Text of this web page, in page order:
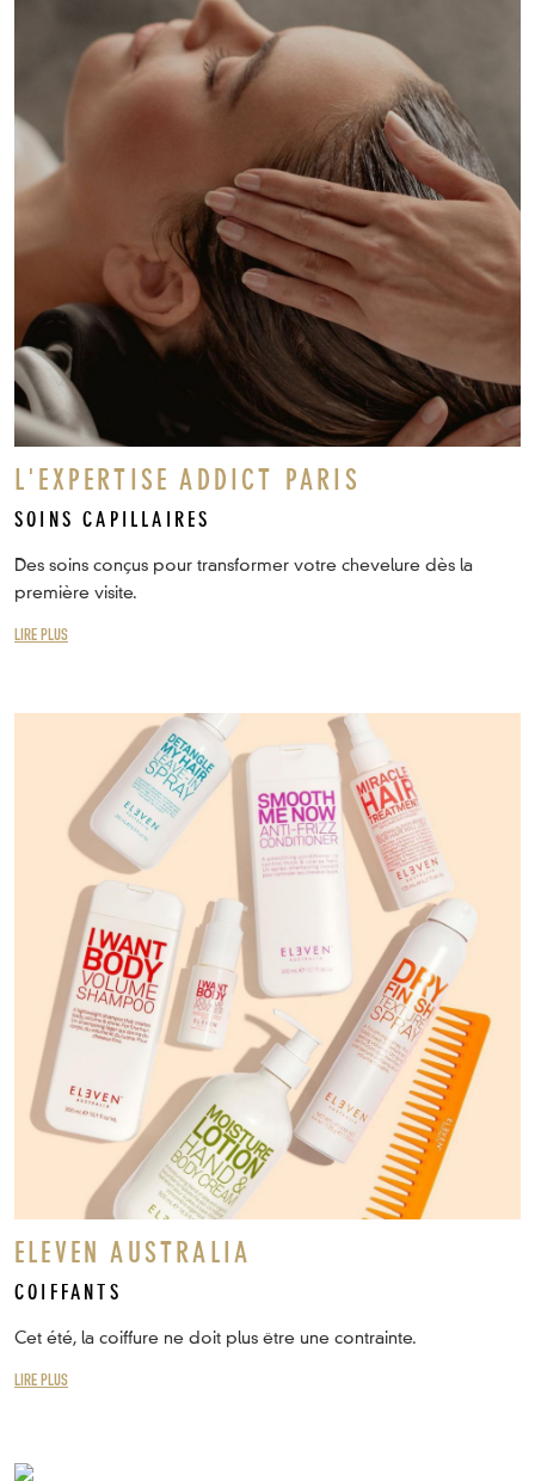
L'EXPERTISE ADDICT PARIS
SOINS CAPILLAIRES
Des soins conçus pour transformer votre chevelure dès la
première visite.
LIRE PLUS
ELEVEN AUSTRALIA
COIFFANTS
Cet été, la coiffure ne doit plus être une contrainte.
LIRE PLUS